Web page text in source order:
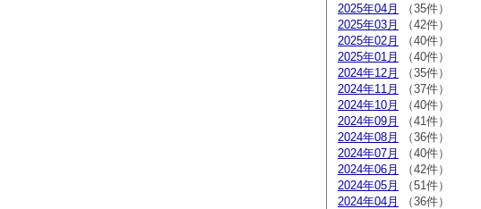
2025年04月
（35件）
2025年03月
（42件）
2025年02月
（40件）
2025年01月
（40件）
2024年12月
（35件）
2024年11月
（37件）
2024年10月
（40件）
2024年09月
（41件）
2024年08月
（36件）
2024年07月
（40件）
2024年06月
（42件）
2024年05月
（51件）
2024年04月
（36件）